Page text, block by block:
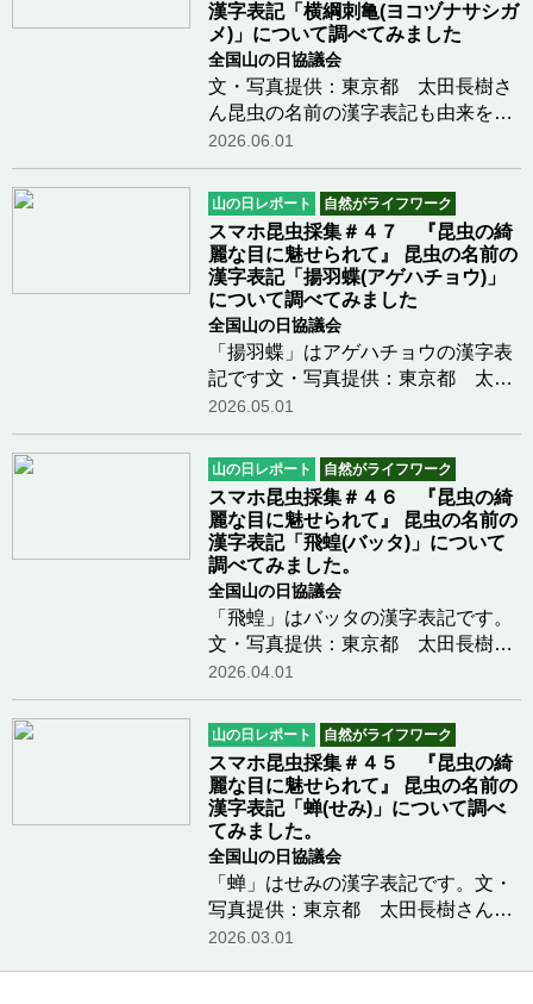
漢字表記「横綱刺亀(ヨコヅナサシガ
メ)」について調べてみました
全国山の日協議会
文・写真提供：東京都 太田長樹さ
ん昆虫の名前の漢字表記も由来を調
べると昆虫採集とは違う昆虫の楽し
み方ができます。掘り下げて調べる
と漢字表記は「読みの由来」があ
り、その後に「漢字表記の由来」に
繋がります。『横…つづきを読む
2026.06.01
山の日レポート 自然がライフワーク
スマホ昆虫採集＃４７ 『昆虫の綺
麗な目に魅せられて』 昆虫の名前の
漢字表記「揚羽蝶(アゲハチョウ)」
について調べてみました
全国山の日協議会
「揚羽蝶」はアゲハチョウの漢字表
記です文・写真提供：東京都 太田
長樹さん昆虫の名前の漢字表記も由
来を調べると昆虫採集とは違う昆虫
の楽しみ方ができます。掘り下げて
調べると漢字表記は「読みの由来」
があり、その後…つづきを読む
2026.05.01
山の日レポート 自然がライフワーク
スマホ昆虫採集＃４６ 『昆虫の綺
麗な目に魅せられて』 昆虫の名前の
漢字表記「飛蝗(バッタ)」について
調べてみました。
全国山の日協議会
「飛蝗」はバッタの漢字表記です。
文・写真提供：東京都 太田長樹さ
ん昆虫の名前の漢字表記も由来を調
べると昆虫採集とは違う昆虫の楽し
み方ができます。掘り下げて調べる
と漢字表記は「読みの由来」があ
り、その後に「漢…つづきを読む
2026.04.01
山の日レポート 自然がライフワーク
スマホ昆虫採集＃４５ 『昆虫の綺
麗な目に魅せられて』 昆虫の名前の
漢字表記「蝉(せみ)」について調べ
てみました。
全国山の日協議会
「蝉」はせみの漢字表記です。文・
写真提供：東京都 太田長樹さん昆
虫の名前の漢字表記も由来を調べる
2026.03.01